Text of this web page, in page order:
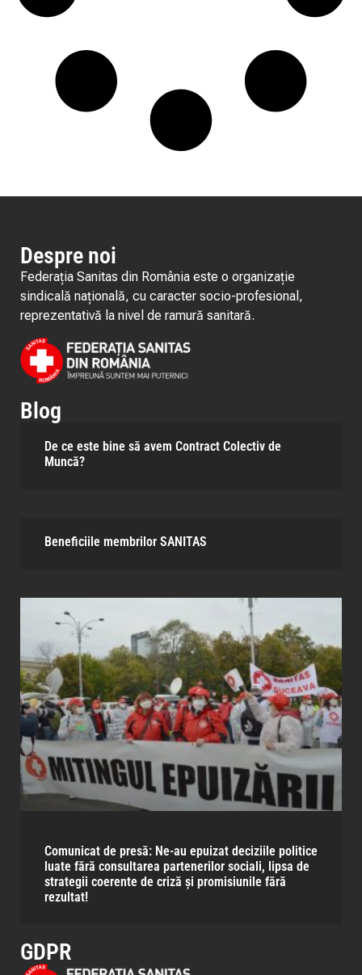
Despre noi
Federația Sanitas din România este o organizație
sindicală națională, cu caracter socio-profesional,
reprezentativă la nivel de ramură sanitară.
Blog
De ce este bine să avem Contract Colectiv de
Muncă?
Beneficiile membrilor SANITAS​
Comunicat de presă: Ne-au epuizat deciziile politice
luate fără consultarea partenerilor sociali, lipsa de
strategii coerente de criză și promisiunile fără
rezultat!
GDPR